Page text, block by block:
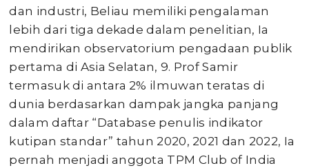
dan industri, Beliau memiliki pengalaman
lebih dari tiga dekade dalam penelitian, Ia
mendirikan observatorium pengadaan publik
pertama di Asia Selatan, 9. Prof Samir
termasuk di antara 2% ilmuwan teratas di
dunia berdasarkan dampak jangka panjang
dalam daftar “Database penulis indikator
kutipan standar” tahun 2020, 2021 dan 2022, Ia
pernah menjadi anggota TPM Club of India